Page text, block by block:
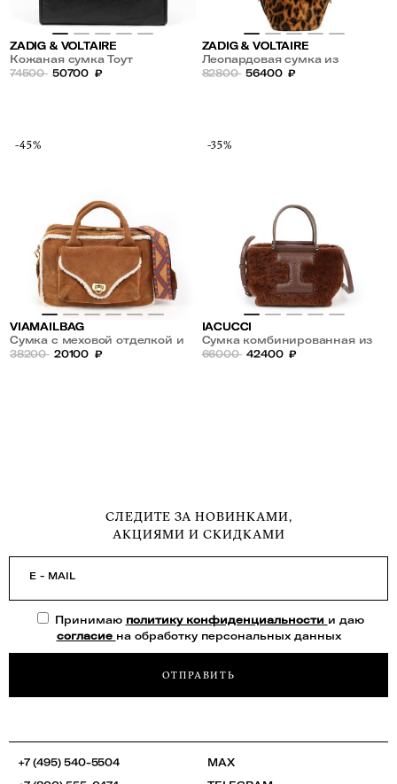
ZADIG & VOLTAIRE
Кожаная сумка Тоут
74500 50700 ₽
ZADIG & VOLTAIRE
Леопардовая сумка из
экомеха
82800 56400 ₽
-45%
VIAMAILBAG
Сумка с меховой отделкой и
жаккардовым плечевым
38200 20100 ₽
-35%
IACUCCI
Сумка комбинированная из
натурального меха и кожи
66000 42400 ₽
СЛЕДИТЕ ЗА НОВИНКАМИ,
АКЦИЯМИ И СКИДКАМИ
E - MAIL
Принимаю политику конфиденциальности и даю
согласие на обработку персональных данных
ОТПРАВИТЬ
+7 (495) 540-5504
MAX